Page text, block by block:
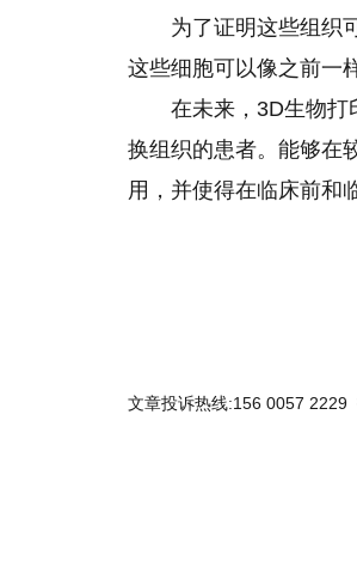
为了证明这些组织
这些细胞可以像之前一
在未来，3D生物打
换组织的患者。能够在
用，并使得在临床前和
文章投诉热线:156 0057